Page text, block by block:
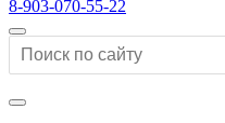
8-903-070-55-22